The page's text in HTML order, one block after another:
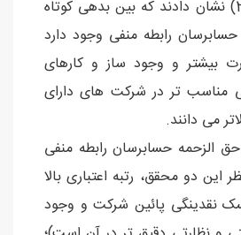
گال و گودوین (2010) نشان دادند که بین بدهی کوتاه
رابطه منفی وجود دارد
بیشتر و وجود ساز و کارهای
مناسب تر در شرکت های دارای
می دانند.
حق الزحمه حسابرسان رابطه منفی
این دو محقق، رتبه اعتباری بالا
نقدینگی پائین شرکت و وجود